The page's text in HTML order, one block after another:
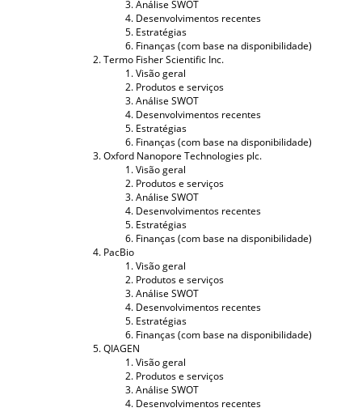
Análise SWOT
Desenvolvimentos recentes
Estratégias
Finanças (com base na disponibilidade)
Termo Fisher Scientific Inc.
Visão geral
Produtos e serviços
Análise SWOT
Desenvolvimentos recentes
Estratégias
Finanças (com base na disponibilidade)
Oxford Nanopore Technologies plc.
Visão geral
Produtos e serviços
Análise SWOT
Desenvolvimentos recentes
Estratégias
Finanças (com base na disponibilidade)
PacBio
Visão geral
Produtos e serviços
Análise SWOT
Desenvolvimentos recentes
Estratégias
Finanças (com base na disponibilidade)
QIAGEN
Visão geral
Produtos e serviços
Análise SWOT
Desenvolvimentos recentes